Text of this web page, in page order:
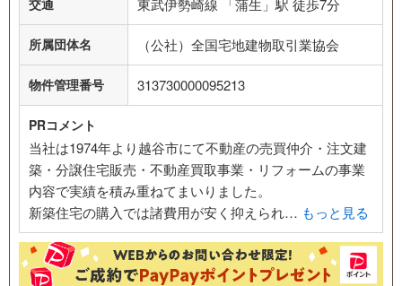
所属団体名 （公社）全国宅地建物取引業協会
物件管理番号 313730000095213
PRコメント
当社は1974年より越谷市にて不動産の売買仲介・注文建
築・分譲住宅販売・不動産買取事業・リフォームの事業
内容で実績を積み重ねてまいりました。
新築住宅の購入では諸費用が安く抑えられ… もっと見る